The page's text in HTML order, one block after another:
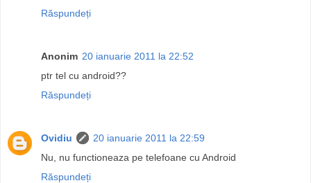
Răspundeți
Anonim 20 ianuarie 2011 la 22:52
ptr tel cu android??
Răspundeți
Ovidiu
20 ianuarie 2011 la 22:59
Nu, nu functioneaza pe telefoane cu Android
Răspundeți